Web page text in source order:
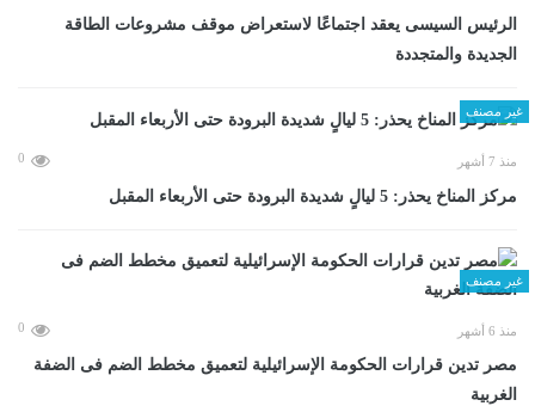
الرئيس السيسى يعقد اجتماعًا لاستعراض موقف مشروعات الطاقة
الجديدة والمتجددة
غير مصنف
منذ 7 أشهر 0
مركز المناخ يحذر: 5 ليالٍ شديدة البرودة حتى الأربعاء المقبل
غير مصنف
منذ 6 أشهر 0
مصر تدين قرارات الحكومة الإسرائيلية لتعميق مخطط الضم فى الضفة
الغربية